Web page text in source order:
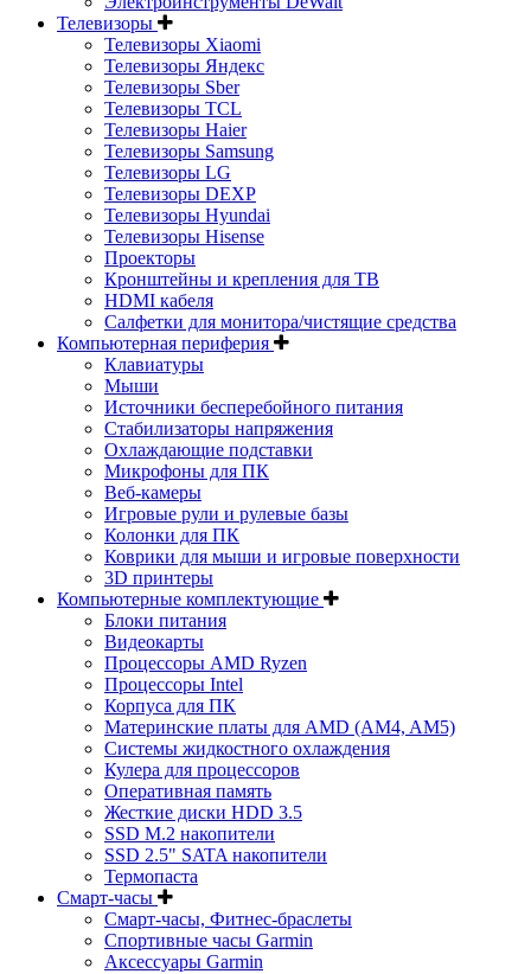
Телевизоры
Телевизоры Xiaomi
Телевизоры Яндекс
Телевизоры Sber
Телевизоры TCL
Телевизоры Haier
Телевизоры Samsung
Телевизоры LG
Телевизоры DEXP
Телевизоры Hyundai
Телевизоры Hisense
Проекторы
Кронштейны и крепления для ТВ
HDMI кабеля
Салфетки для монитора/чистящие средства
Компьютерная периферия
Клавиатуры
Мыши
Источники бесперебойного питания
Стабилизаторы напряжения
Охлаждающие подставки
Микрофоны для ПК
Веб-камеры
Игровые рули и рулевые базы
Колонки для ПК
Коврики для мыши и игровые поверхности
3D принтеры
Компьютерные комплектующие
Блоки питания
Видеокарты
Процессоры AMD Ryzen
Процессоры Intel
Корпуса для ПК
Материнские платы для AMD (AM4, AM5)
Системы жидкостного охлаждения
Кулера для процессоров
Оперативная память
Жесткие диски HDD 3.5
SSD M.2 накопители
SSD 2.5" SATA накопители
Термопаста
Смарт-часы
Смарт-часы, Фитнес-браслеты
Спортивные часы Garmin
Аксессуары Garmin